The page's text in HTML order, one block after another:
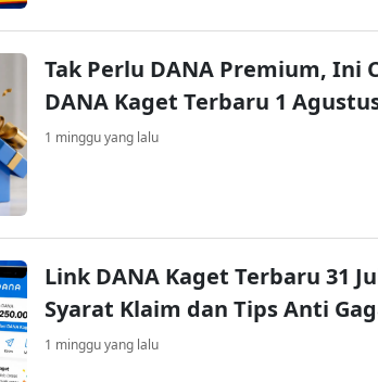
Tak Perlu DANA Premium, Ini
DANA Kaget Terbaru 1
1 minggu yang lalu
Link DANA Kaget Terbaru 31
Syarat Klaim dan Tips Anti
1 minggu yang lalu